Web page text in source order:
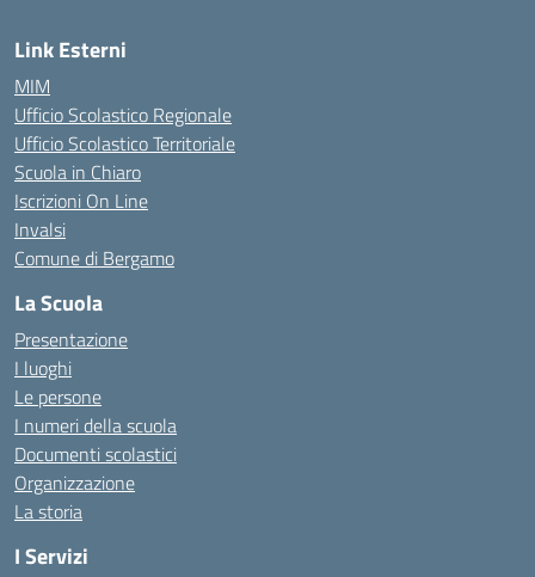
Link Esterni
MIM
Ufficio Scolastico Regionale
Ufficio Scolastico Territoriale
Scuola in Chiaro
Iscrizioni On Line
Invalsi
Comune di Bergamo
La Scuola
Presentazione
I luoghi
Le persone
I numeri della scuola
Documenti scolastici
Organizzazione
La storia
I Servizi